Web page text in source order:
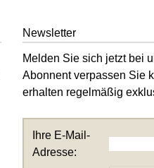
Newsletter
Melden Sie sich jetzt bei
Abonnent verpassen Sie
erhalten regelmäßig
Ihre E-Mail-
Adresse: